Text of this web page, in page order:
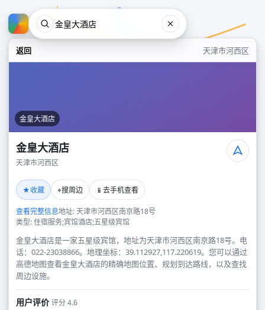
返回 天津市河西区
金皇大酒店
金皇大酒店
天津市河西区
★收藏 ⌖搜周边 📱 去手机查看
查看完整信息地址: 天津市河西区南京路18号
类型: 住宿服务;宾馆酒店;五星级宾馆
金皇大酒店是一家五星级宾馆，地址为天津市河西区南京路18号。电
话：022-23038866。地理坐标：39.112927,117.220619。您可以通过
高德地图查看金皇大酒店的精确地图位置、规划到达路线，以及查找
周边设施。
用户评价评分 4.6